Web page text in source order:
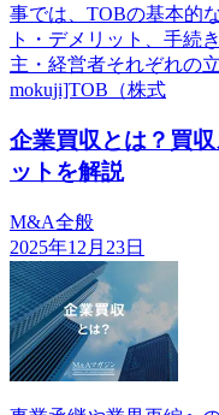
事では、TOBの基本的
ト・デメリット、手続
主・経営者それぞれの
mokuji]TOB（株式
企業買収とは？買
ットを解説
M&A全般
2025年12月23日